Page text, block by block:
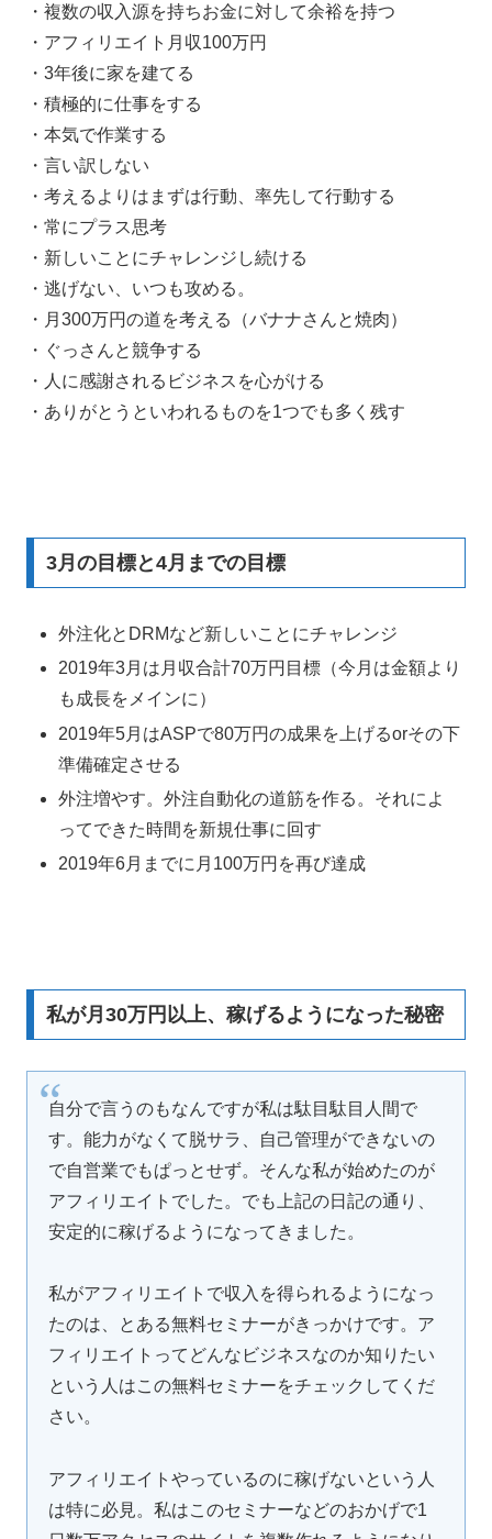
・複数の収入源を持ちお金に対して余裕を持つ
・アフィリエイト月収100万円
・3年後に家を建てる
・積極的に仕事をする
・本気で作業する
・言い訳しない
・考えるよりはまずは行動、率先して行動する
・常にプラス思考
・新しいことにチャレンジし続ける
・逃げない、いつも攻める。
・月300万円の道を考える（バナナさんと焼肉）
・ぐっさんと競争する
・人に感謝されるビジネスを心がける
・ありがとうといわれるものを1つでも多く残す
3月の目標と4月までの目標
外注化とDRMなど新しいことにチャレンジ
2019年3月は月収合計70万円目標（今月は金額より
も成長をメインに）
2019年5月はASPで80万円の成果を上げるorその下
準備確定させる
外注増やす。外注自動化の道筋を作る。それによ
ってできた時間を新規仕事に回す
2019年6月までに月100万円を再び達成
私が月30万円以上、稼げるようになった秘密
自分で言うのもなんですが私は駄目駄目人間で
す。能力がなくて脱サラ、自己管理ができないの
で自営業でもぱっとせず。そんな私が始めたのが
アフィリエイトでした。でも上記の日記の通り、
安定的に稼げるようになってきました。
私がアフィリエイトで収入を得られるようになっ
たのは、とある無料セミナーがきっかけです。ア
フィリエイトってどんなビジネスなのか知りたい
という人はこの無料セミナーをチェックしてくだ
さい。
アフィリエイトやっているのに稼げないという人
は特に必見。私はこのセミナーなどのおかげで1